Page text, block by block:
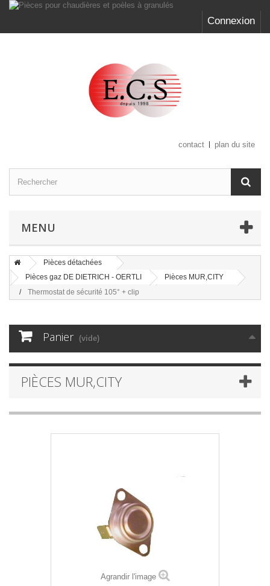
Connexion
contact plan du site
MENU
Pièces détachées
Pièces gaz DE DIETRICH - OERTLI
Pièces MUR,CITY
Thermostat de sécurité 105° + clip
Panier (vide)
PIÈCES MUR,CITY
Agrandir l'image